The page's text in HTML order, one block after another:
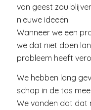
van geest zou
nieuwe ideeën.
Wanneer we een
we dat niet doen
probleem heeft
We hebben lang
schap in de tas
We vonden dat dat